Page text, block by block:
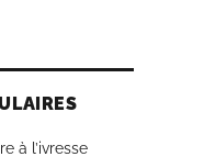
à l’ivresse